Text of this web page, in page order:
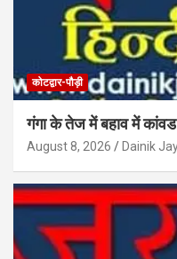
कोटद्वार-पौड़ी
गंगा के तेज में बहाव में
August 8, 2026 Dainik